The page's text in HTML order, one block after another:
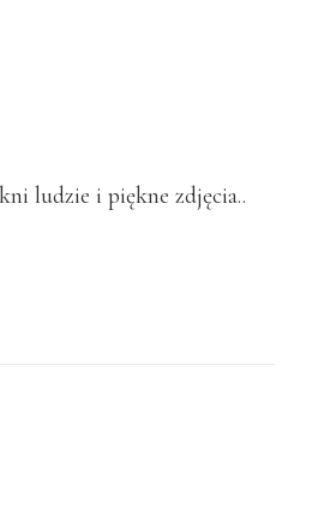
ludzie i piękne zdjęcia..